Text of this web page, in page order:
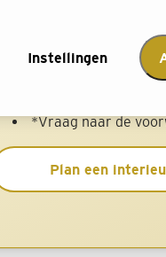
Uitgebreide
Meerdere montage-
*Vraag naar de
Plan een
Instellingen